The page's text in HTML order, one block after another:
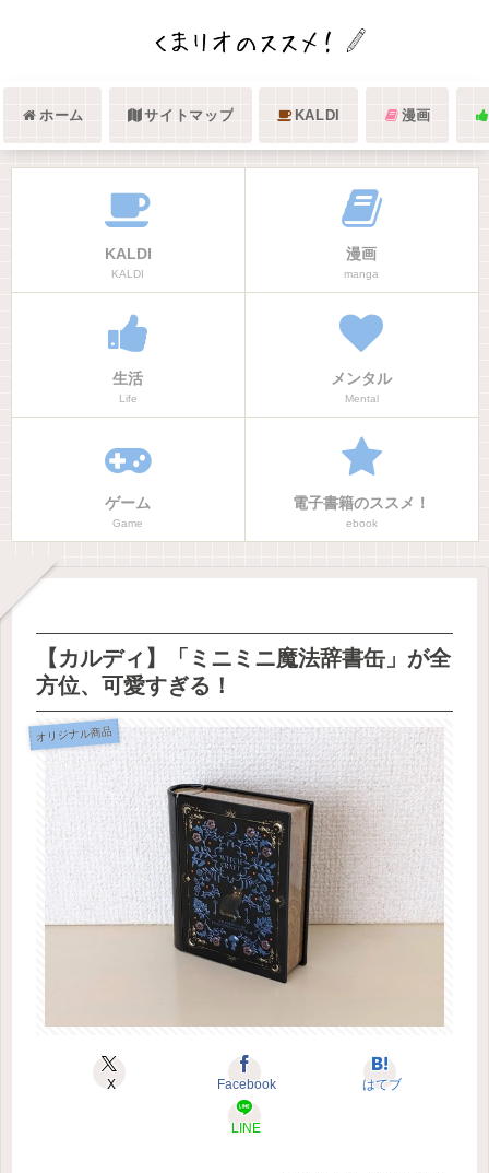
ホーム サイトマップ KALDI 漫画
KALDI
KALDI
漫画
manga
生活
Life
メンタル
Mental
ゲーム
Game
電子書籍のススメ！
ebook
【カルディ】「ミニミニ魔法辞書缶」が全
方位、可愛すぎる！
オリジナル商品
X Facebook はてブ
LINE